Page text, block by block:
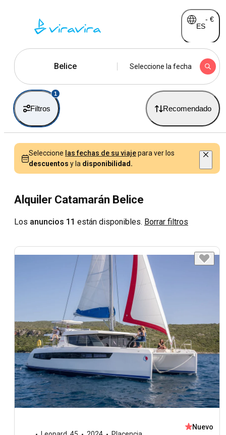
ES
- €
Belice Seleccione la fecha
Filtros
1
Recomendado
Seleccione las fechas de su viajepara ver los
descuentos y la disponibilidad.
Alquiler Catamarán Belice
Los anuncios 11 están disponibles. Borrar filtros
Nuevo